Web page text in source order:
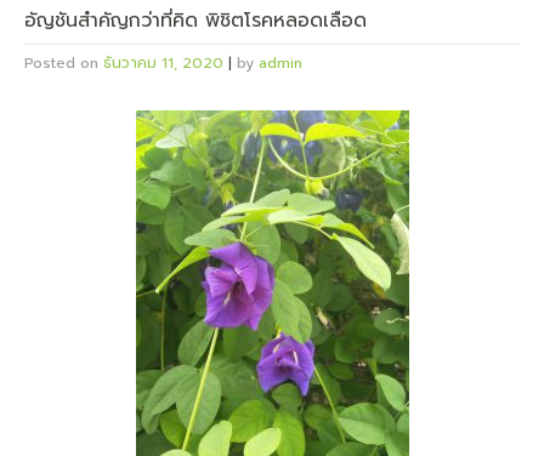
อัญชันสำคัญกว่าที่คิด พิชิตโรคหลอดเลือด
Posted on ธันวาคม 11, 2020 | by admin